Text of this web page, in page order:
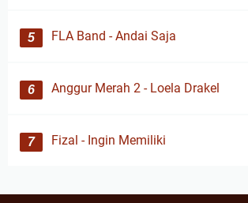
FLA Band - Andai Saja
Anggur Merah 2 - Loela Drakel
Fizal - Ingin Memiliki